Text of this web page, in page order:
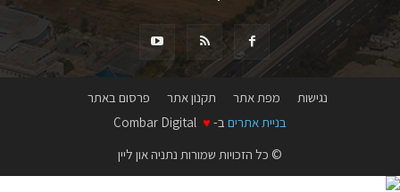
נגישות מפת אתר תקנון אתר
פרסום באתר
בניית אתרים ב- ♥
© כל הזכויות שמורות נתניה און ליין